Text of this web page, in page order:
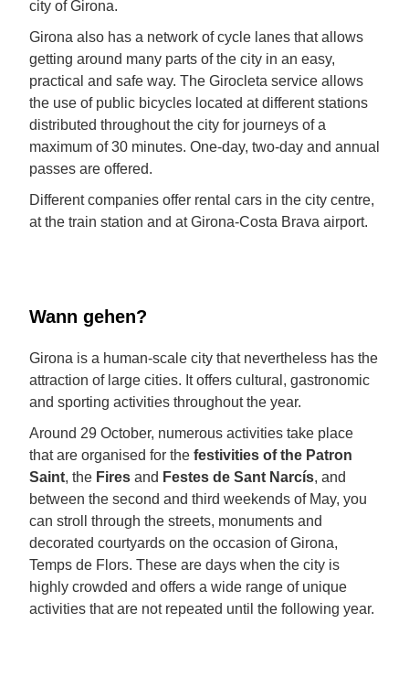
city of Girona.
Girona also has a network of cycle lanes that allows
getting around many parts of the city in an easy,
practical and safe way. The Girocleta service allows
the use of public bicycles located at different stations
distributed throughout the city for journeys of a
maximum of 30 minutes. One-day, two-day and annual
passes are offered.
Different companies offer rental cars in the city centre,
at the train station and at Girona-Costa Brava airport.
Wann gehen?
Girona is a human-scale city that nevertheless has the
attraction of large cities. It offers cultural, gastronomic
and sporting activities throughout the year.
Around 29 October, numerous activities take place
that are organised for the festivities of the Patron
Saint, the Fires and Festes de Sant Narcís, and
between the second and third weekends of May, you
can stroll through the streets, monuments and
decorated courtyards on the occasion of Girona,
Temps de Flors. These are days when the city is
highly crowded and offers a wide range of unique
activities that are not repeated until the following year.